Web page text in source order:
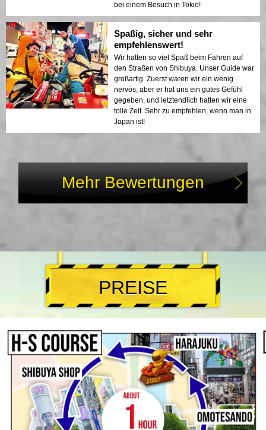
bei einem Besuch in Tokio!
Spaßig, sicher und sehr
empfehlenswert!
Wir hatten so viel Spaß beim Fahren auf
den Straßen von Shibuya. Unser Guide war
großartig. Zuerst waren wir ein wenig
nervös, aber er hat uns ein gutes Gefühl
gegeben, und letztendlich hatten wir eine
tolle Zeit. Sehr zu empfehlen, wenn man in
Japan ist!
Mehr Bewertungen
PREISE